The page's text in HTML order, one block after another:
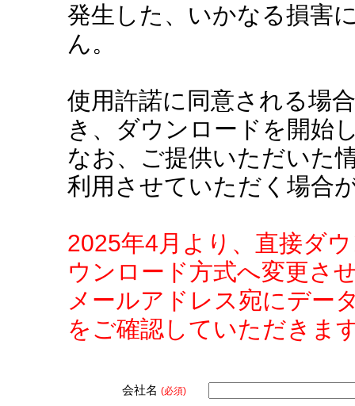
発生した、いかなる損害
ん。
使用許諾に同意される場
き、ダウンロードを開始
なお、ご提供いただいた
利用させていただく場合
2025年4月より、直接ダ
ウンロード方式へ変更さ
メールアドレス宛にデー
をご確認していただきま
会社名 (必須)